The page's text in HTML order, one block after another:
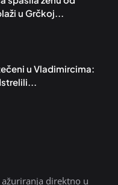
u Grčkoj...
u Vladimircima:
direktno u